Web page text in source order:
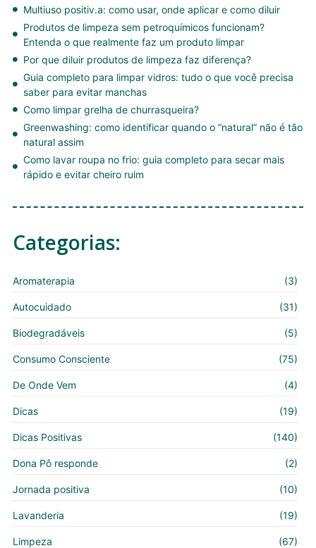
Multiuso positiv.a: como usar, onde aplicar e como diluir
Produtos de limpeza sem petroquímicos funcionam?
Entenda o que realmente faz um produto limpar
Por que diluir produtos de limpeza faz diferença?
Guia completo para limpar vidros: tudo o que você precisa
saber para evitar manchas
Como limpar grelha de churrasqueira?
Greenwashing: como identificar quando o “natural” não é tão
natural assim
Como lavar roupa no frio: guia completo para secar mais
rápido e evitar cheiro ruim
Categorias:
Aromaterapia (3)
Autocuidado (31)
Biodegradáveis (5)
Consumo Consciente (75)
De Onde Vem (4)
Dicas (19)
Dicas Positivas (140)
Dona Pô responde (2)
Jornada positiva (10)
Lavanderia (19)
Limpeza (67)